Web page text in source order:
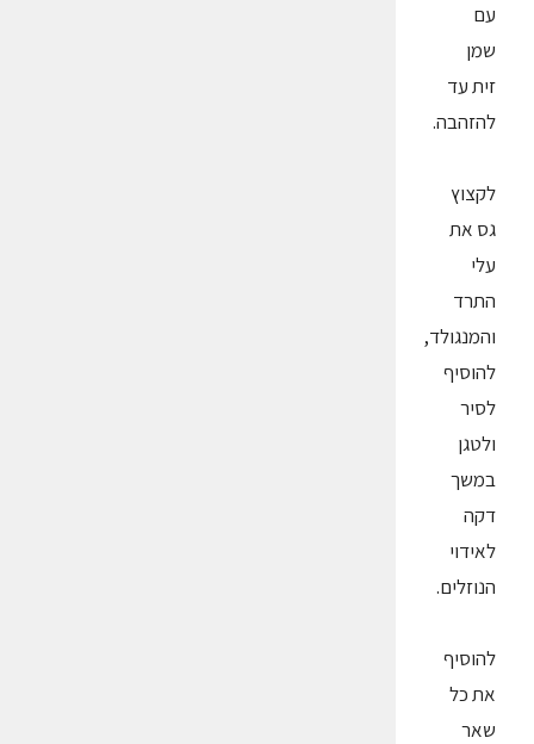
עם
שמן
זית עד
להזהבה.
לקצוץ
גס את
עלי
התרד
והמנגולד,
להוסיף
לסיר
ולטגן
במשך
דקה
לאידוי
הנוזלים.
להוסיף
את כל
שאר